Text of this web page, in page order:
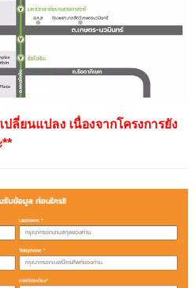
ลี่ยนแปลง เนื่องจากโครงการยัง